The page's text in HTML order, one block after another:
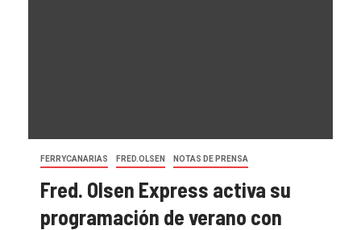
FERRYCANARIAS FRED.OLSEN NOTAS DE PRENSA
Fred. Olsen Express activa su
programación de verano con